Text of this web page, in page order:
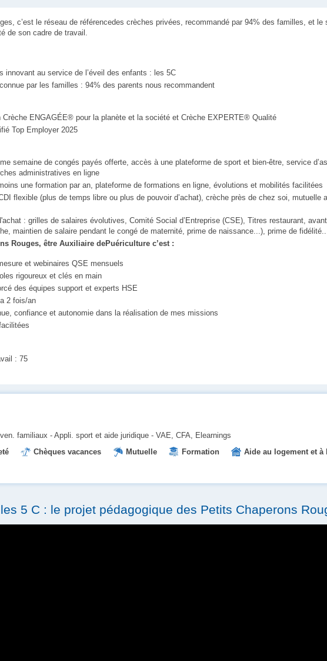
c’est le réseau de référencedes crèches privées, recommandé par 94% des familles, et le
de son cadre de travail.
innovant au service de l’éveil des enfants : les 5C
par les familles : 94% des parents nous recommandent
Crèche ENGAGÉE® pour la planète et la société et Crèche EXPERTE® Qualité
Top Employer 2025
semaine de congés payés offerte, accès à une plateforme de sport et bien-être, service
administratives en ligne
une formation par an, plateforme de formations en ligne, évolutions et mobilités facilitées
flexible (plus de temps libre ou plus de pouvoir d’achat), crèche près de chez soi, mutuelle
: grilles de salaires évolutives, Comité Social d’Entreprise (CSE), Titres restaurant,
maintien de salaire pendant le congé de maternité, prime de naissance...), prime de
Rouges, être Auxiliaire dePuériculture c’est :
et webinaires QSE mensuels
rigoureux et clés en main
des équipes support et experts HSE
2 fois/an
confiance et autonomie dans la réalisation de mes missions
: 75
familiaux - Appli. sport et aide juridique - VAE, CFA, Elearnings
Chèques vacances Mutuelle Formation
Aide au logement et
5 C : le projet pédagogique des Petits Chaperons